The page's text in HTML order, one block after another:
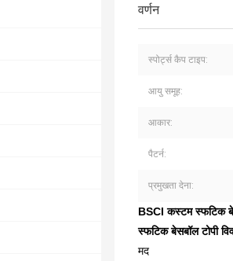
वर्णन
स्पोर्ट्स कैप टाइप:
आयु समूह:
आकार:
पैटर्न:
प्रमुखता देना:
BSCI कस्टम स्फटिक
स्फटिक बेसबॉल टोपी
मद